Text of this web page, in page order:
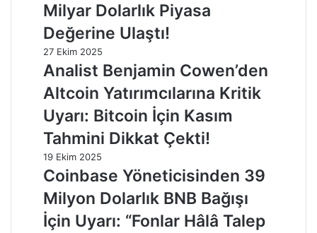
Milyar Dolarlık Piyasa
Değerine Ulaştı!
27 Ekim 2025
Analist Benjamin Cowen’den
Altcoin Yatırımcılarına Kritik
Uyarı: Bitcoin İçin Kasım
Tahmini Dikkat Çekti!
19 Ekim 2025
Coinbase Yöneticisinden 39
Milyon Dolarlık BNB Bağışı
İçin Uyarı: “Fonlar Hâlâ Talep